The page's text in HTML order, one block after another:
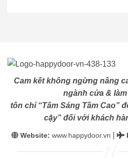
Cam kết không ngừng nâng
ngành cửa &
tôn chỉ “Tâm Sáng Tầm Cao”
cậy” đối với khách
Website: www.happydoor.vn